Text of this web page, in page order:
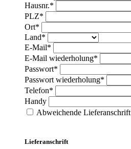
Hausnr.*
PLZ*
Ort*
Land*
E-Mail*
E-Mail wiederholung*
Passwort*
Passwort wiederholung*
Telefon*
Handy
Abweichende Lieferanschrift
Lieferanschrift